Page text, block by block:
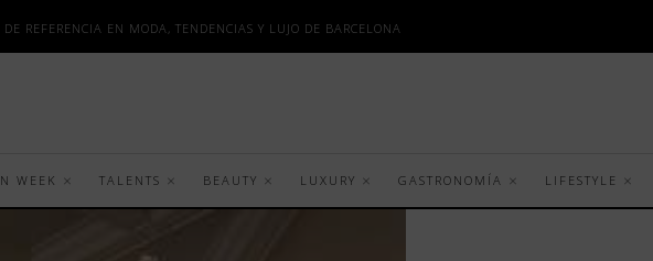
REFERENCIA EN MODA, TENDENCIAS Y LUJO DE BARCELONA
WEEK TALENTS BEAUTY LUXURY GASTRONOMÍA LIFESTYLE